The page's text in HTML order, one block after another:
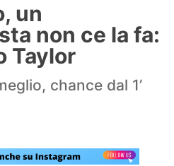
un
non ce la fa:
Taylor
chance dal 1’